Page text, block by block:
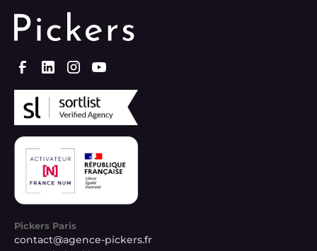
Pickers Paris
contact@agence-pickers.fr